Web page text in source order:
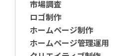
市場調査
ロゴ制作
ホームページ制作
ホームページ管理運用